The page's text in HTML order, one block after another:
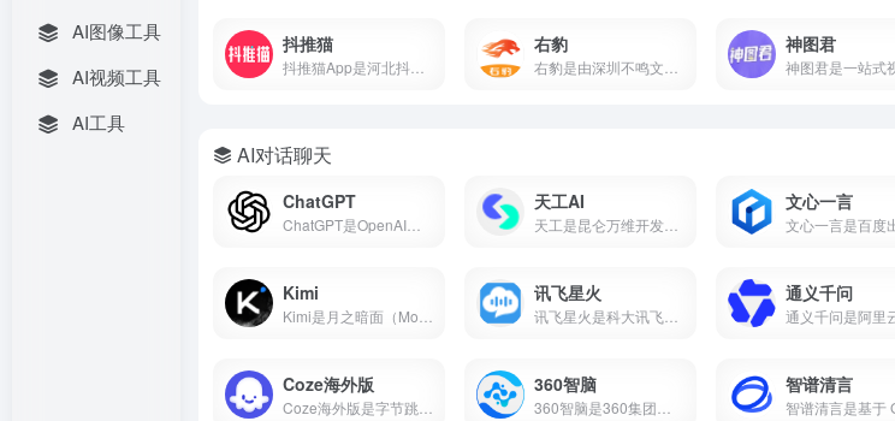
AI图像工具
AI视频工具
AI工具
抖推猫 右豹 神图君
AI对话聊天
ChatGPT 天工AI 文心一言
Kimi 讯飞星火 通义千问
Coze海外版 360智脑 智谱清言